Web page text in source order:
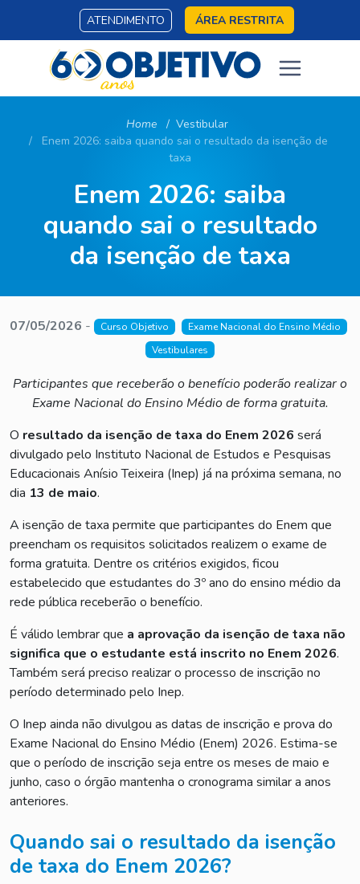
ATENDIMENTO ÁREA RESTRITA
Home
Vestibular
Enem 2026: saiba quando sai o resultado da isenção de
taxa
Enem 2026: saiba
quando sai o resultado
da isenção de taxa
07/05/2026 - Curso Objetivo
Exame Nacional do Ensino Médio
Vestibulares
Participantes que receberão o benefício poderão realizar o
Exame Nacional do Ensino Médio de forma gratuita.
O resultado da isenção de taxa do Enem 2026 será
divulgado pelo Instituto Nacional de Estudos e Pesquisas
Educacionais Anísio Teixeira (Inep) já na próxima semana, no
dia 13 de maio.
A isenção de taxa permite que participantes do Enem que
preencham os requisitos solicitados realizem o exame de
forma gratuita. Dentre os critérios exigidos, ficou
estabelecido que estudantes do 3º ano do ensino médio da
rede pública receberão o benefício.
É válido lembrar que a aprovação da isenção de taxa não
significa que o estudante está inscrito no Enem 2026.
Também será preciso realizar o processo de inscrição no
período determinado pelo Inep.
O Inep ainda não divulgou as datas de inscrição e prova do
Exame Nacional do Ensino Médio (Enem) 2026. Estima-se
que o período de inscrição seja entre os meses de maio e
junho, caso o órgão mantenha o cronograma similar a anos
anteriores.
Quando sai o resultado da isenção
de taxa do Enem 2026?